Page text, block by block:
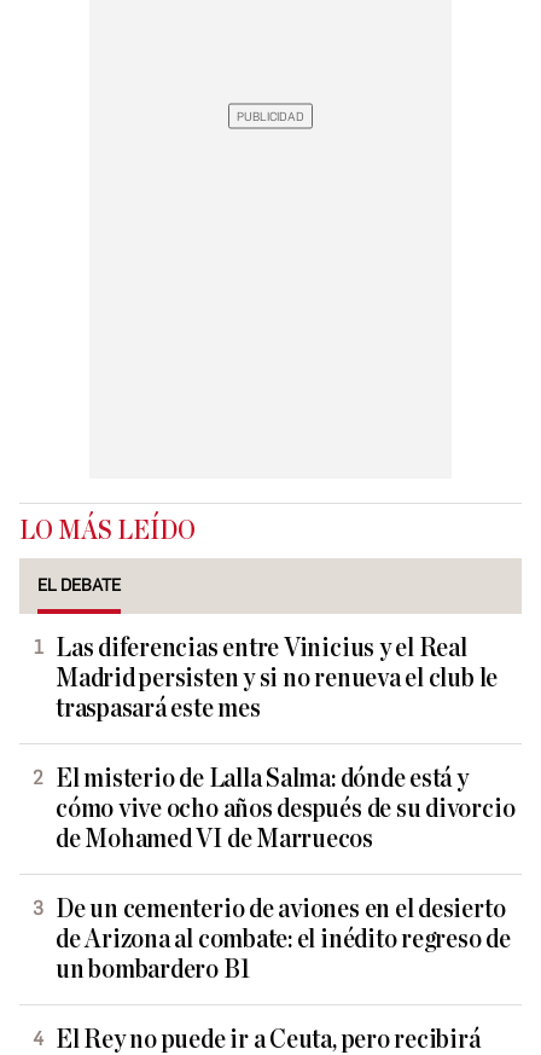
LO MÁS LEÍDO
EL DEBATE
Las diferencias entre Vinicius y el Real
Madrid persisten y si no renueva el club le
traspasará este mes
El misterio de Lalla Salma: dónde está y
cómo vive ocho años después de su divorcio
de Mohamed VI de Marruecos
De un cementerio de aviones en el desierto
de Arizona al combate: el inédito regreso de
un bombardero B1
El Rey no puede ir a Ceuta, pero recibirá